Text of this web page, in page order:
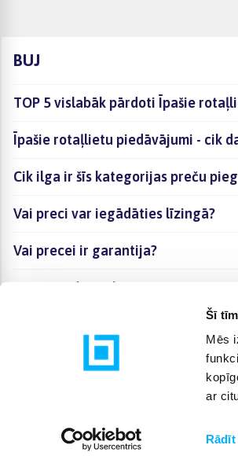
Šī
Mēs
ar
BUJ
TOP 5 vislabāk pārdoti Īpašie
Īpašie rotaļlietu piedāvājumi - cik
Cik ilga ir šīs kategorijas preču
Vai preci var iegādāties līzingā?
Vai precei ir garantija?
Kā visērtāk izvēlēties sev